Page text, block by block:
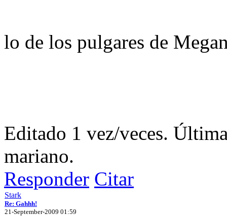
lo de los pulgares de
Editado 1 vez/veces.
mariano.
Responder Citar
Stark
Re: Gahhh!
21-September-2009 01:59